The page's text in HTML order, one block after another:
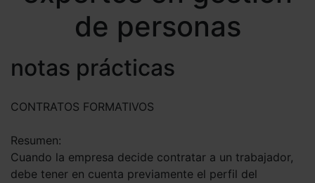
de personas
notas prácticas
CONTRATOS FORMATIVOS
Resumen:
Cuando la empresa decide contratar a un trabajador,
debe tener en cuenta previamente el perfil del